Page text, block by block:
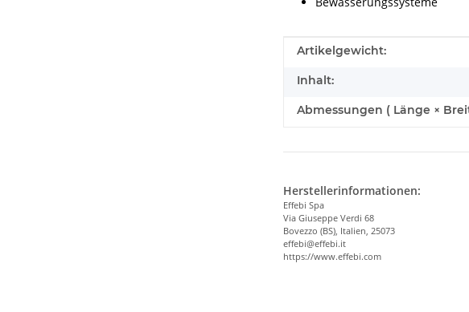
Produkteigenschaft
Wert
Artikelgewicht:
Inhalt:
Abmessungen ( Länge ×
Herstellerinformationen:
Effebi Spa
Via Giuseppe Verdi 68
Bovezzo (BS), Italien, 25073
effebi@effebi.it
https://www.effebi.com